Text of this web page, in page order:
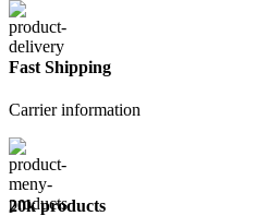
Fast Shipping
Carrier information
20k products